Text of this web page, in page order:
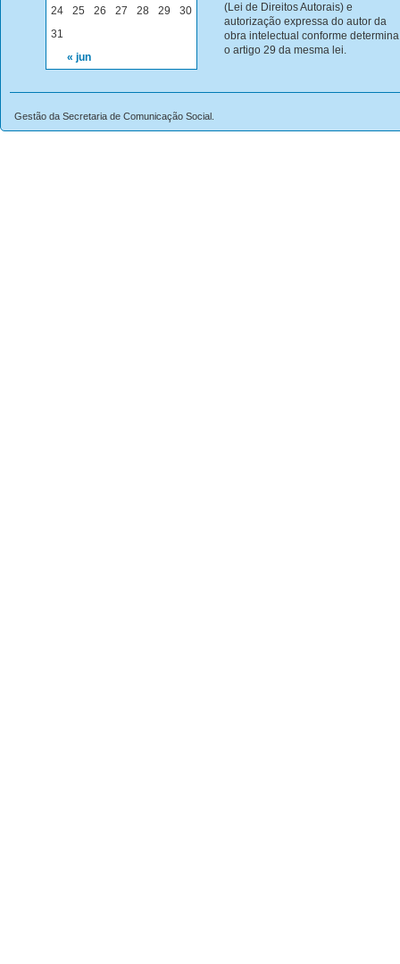
« jun
24
25 26 27 28 29
30
31
(Lei de Direitos Autorais) e
autorização expressa do autor da
obra intelectual conforme determina
o artigo 29 da mesma lei.
Gestão da Secretaria de Comunicação Social.